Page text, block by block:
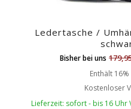
Ledertasche /
Bisher bei uns
Enthält 16%
Kostenloser
Lieferzeit: sofort - bis 16 Uhr